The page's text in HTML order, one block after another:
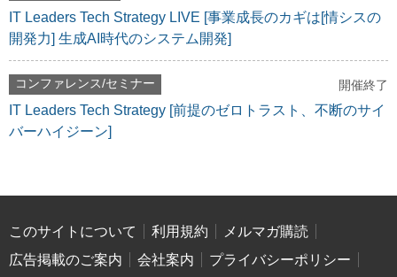
IT Leaders Tech Strategy LIVE [事業成長のカギは[情シスの
開発力] 生成AI時代のシステム開発]
コンファレンス/セミナー 開催終了
IT Leaders Tech Strategy [前提のゼロトラスト、不断のサイ
バーハイジーン]
このサイトについて 利用規約
メルマガ購読
広告掲載のご案内
会社案内
プライバシーポリシー